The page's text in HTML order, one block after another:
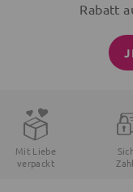
Rabatt
Mit Liebe
verpackt